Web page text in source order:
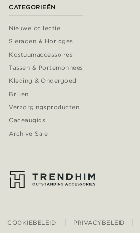
CATEGORIEËN
Nieuwe collectie
Sieraden & Horloges
Kostuumaccessoires
Tassen & Portemonnees
Kleding & Ondergoed
Brillen
Verzorgingsproducten
Cadeaugids
Archive Sale
COOKIEBELEID PRIVACYBELEID